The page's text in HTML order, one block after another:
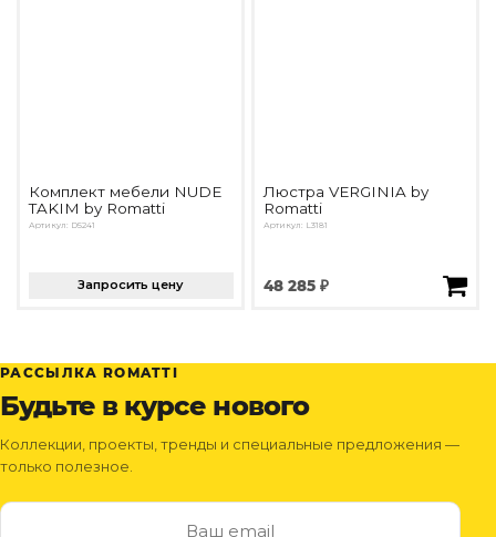
Комплект мебели NUDE
TAKIM by Romatti
Артикул: D5241
Запросить цену
Люстра VERGINIA by
Romatti
Артикул: L3181
48 285 ₽
РАССЫЛКА ROMATTI
Будьте в курсе нового
Коллекции, проекты, тренды и специальные предложения —
только полезное.